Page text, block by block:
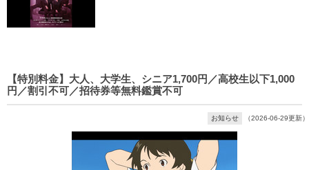
【特別料金】大人、大学生、シニア1,700円／高校生以下1,000
円／割引不可／招待券等無料鑑賞不可
お知らせ （2026-06-29更新）